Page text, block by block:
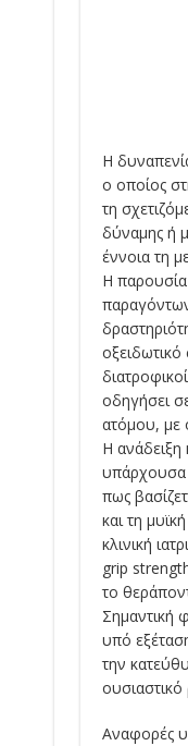
Η
ο οποίος
τη
δύναμης ή
έννοια τη
Η παρουσία
οδηγήσει
ατόμου, με
Η ανάδειξη
υπάρχουσα
πως
και τη
κλινική
grip
το
Σημαντική
υπό
την
Αναφορές